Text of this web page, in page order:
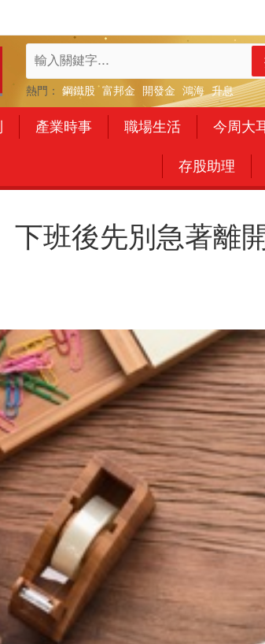
熱門： 鋼鐵股 富邦金 開發金 鴻海 升息
產業時事 職場生活 今周大
存股助理
下班後先別急著離